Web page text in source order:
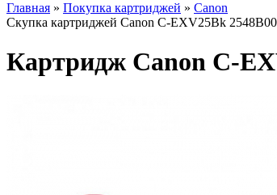
Главная » Покупка картриджей » Canon
Скупка картриджей Canon C-EXV25Bk
Картридж Canon C-